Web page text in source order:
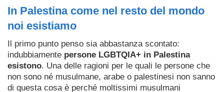
In Palestina come nel resto del mondo
noi esistiamo
Il primo punto penso sia abbastanza scontato:
indubbiamente persone LGBTQIA+ in Palestina
esistono. Una delle ragioni per le quali le persone che
non sono né musulmane, arabe o palestinesi non sanno
di questa cosa è perché moltissimi musulmani